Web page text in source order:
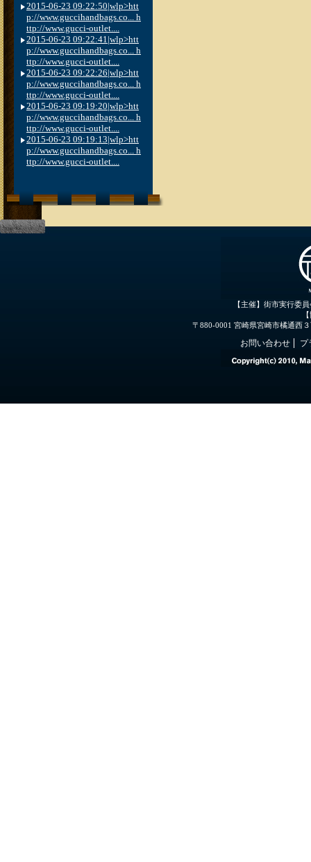
2015-06-23 09:22:50|wlp>htt
p://www.guccihandbags.co... h
ttp://www.gucci-outlet....
2015-06-23 09:22:41|wlp>htt
p://www.guccihandbags.co... h
ttp://www.gucci-outlet....
2015-06-23 09:22:26|wlp>htt
p://www.guccihandbags.co... h
ttp://www.gucci-outlet....
2015-06-23 09:19:20|wlp>htt
p://www.guccihandbags.co... h
ttp://www.gucci-outlet....
2015-06-23 09:19:13|wlp>htt
p://www.guccihandbags.co... h
ttp://www.gucci-outlet....
【主催】街市実行委
〒880-0001 宮崎県宮崎市橘通西
お問い合わせ プ